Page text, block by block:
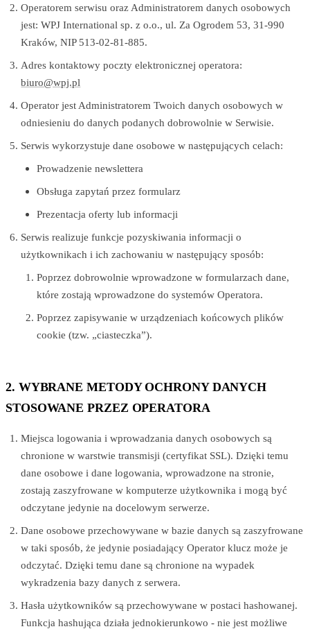
Operatorem serwisu oraz Administratorem danych osobowych
jest: WPJ International sp. z o.o., ul. Za Ogrodem 53, 31-990
Kraków, NIP 513-02-81-885.
Adres kontaktowy poczty elektronicznej operatora:
biuro@wpj.pl
Operator jest Administratorem Twoich danych osobowych w
odniesieniu do danych podanych dobrowolnie w Serwisie.
Serwis wykorzystuje dane osobowe w następujących celach:
Prowadzenie newslettera
Obsługa zapytań przez formularz
Prezentacja oferty lub informacji
Serwis realizuje funkcje pozyskiwania informacji o
użytkownikach i ich zachowaniu w następujący sposób:
Poprzez dobrowolnie wprowadzone w formularzach dane,
które zostają wprowadzone do systemów Operatora.
Poprzez zapisywanie w urządzeniach końcowych plików
cookie (tzw. „ciasteczka”).
2. WYBRANE METODY OCHRONY DANYCH
STOSOWANE PRZEZ OPERATORA
Miejsca logowania i wprowadzania danych osobowych są
chronione w warstwie transmisji (certyfikat SSL). Dzięki temu
dane osobowe i dane logowania, wprowadzone na stronie,
zostają zaszyfrowane w komputerze użytkownika i mogą być
odczytane jedynie na docelowym serwerze.
Dane osobowe przechowywane w bazie danych są zaszyfrowane
w taki sposób, że jedynie posiadający Operator klucz może je
odczytać. Dzięki temu dane są chronione na wypadek
wykradzenia bazy danych z serwera.
Hasła użytkowników są przechowywane w postaci hashowanej.
Funkcja hashująca działa jednokierunkowo - nie jest możliwe